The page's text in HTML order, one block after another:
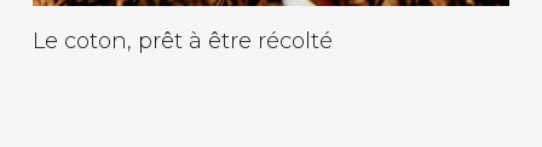
Le coton, prêt à être récolté